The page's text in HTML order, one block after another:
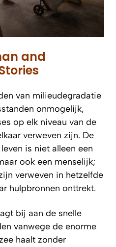
and
van milieudegradatie
onmogelijk,
op elk niveau van de
verweven zijn. De
is niet alleen een
ook een menselijk;
verweven in hetzelfde
hulpbronnen onttrekt.
bij aan de snelle
vanwege de enorme
haalt zonder